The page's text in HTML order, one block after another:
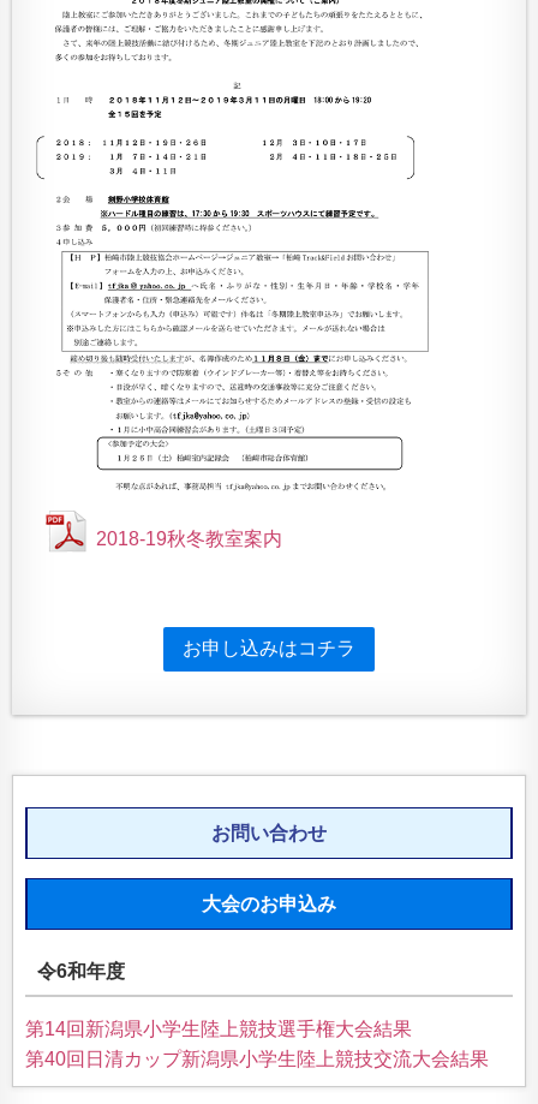
2018-19秋冬教室案内
お申し込みはコチラ
お問い合わせ
大会のお申込み
令6和年度
第14回新潟県小学生陸上競技選手権大会結果
第40回日清カップ新潟県小学生陸上競技交流大会結果